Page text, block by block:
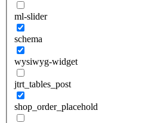
ml-slider
schema
wysiwyg-widget
jtrt_tables_post
shop_order_placehold